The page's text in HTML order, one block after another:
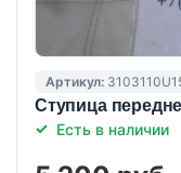
Артикул:
Ступица
Есть в наличии